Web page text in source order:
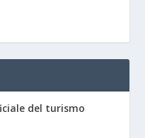
del turismo